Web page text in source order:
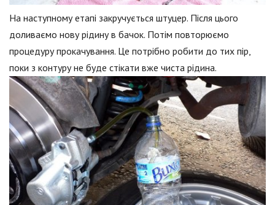
На наступному етапі закручується штуцер. Після цього
доливаємо нову рідину в бачок. Потім повторюємо
процедуру прокачування. Це потрібно робити до тих пір,
поки з контуру не буде стікати вже чиста рідина.